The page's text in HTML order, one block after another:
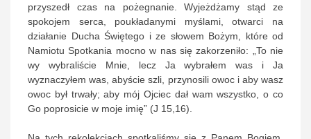
przyszedł czas na pożegnanie. Wyjeżdżamy stąd ze
spokojem serca, poukładanymi myślami, otwarci na
działanie Ducha Świętego i ze słowem Bożym, które od
Namiotu Spotkania mocno w nas się zakorzeniło: „To nie
wy wybraliście Mnie, lecz Ja wybrałem was i Ja
wyznaczyłem was, abyście szli, przynosili owoc i aby wasz
owoc był trwały; aby mój Ojciec dał wam wszystko, o co
Go poprosicie w moje imię” (J 15,16).